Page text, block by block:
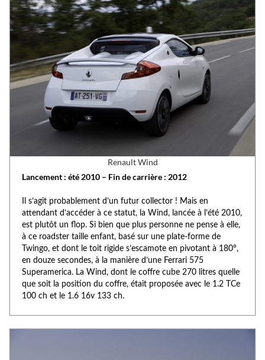
Renault Wind
Lancement : été 2010 – Fin de carrière : 2012
Il s’agit probablement d’un futur collector ! Mais en
attendant d’accéder à ce statut, la Wind, lancée à l’été 2010,
est plutôt un flop. Si bien que plus personne ne pense à elle,
à ce roadster taille enfant, basé sur une plate-forme de
Twingo, et dont le toit rigide s’escamote en pivotant à 180°,
en douze secondes, à la manière d’une Ferrari 575
Superamerica. La Wind, dont le coffre cube 270 litres quelle
que soit la position du coffre, était proposée avec le 1.2 TCe
100 ch et le 1.6 16v 133 ch.